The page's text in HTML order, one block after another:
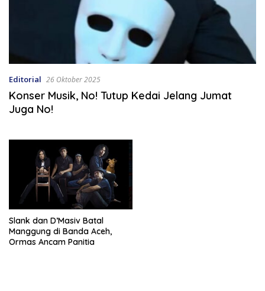
Editorial 26 Oktober 2025
Konser Musik, No! Tutup Kedai Jelang Jumat
Juga No!
Slank dan D’Masiv Batal
Manggung di Banda Aceh,
Ormas Ancam Panitia